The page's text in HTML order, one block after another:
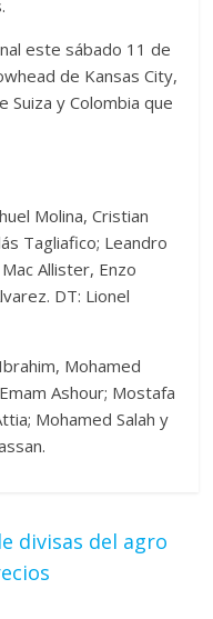
este sábado 11 de
de Kansas City,
y Colombia que
Molina, Cristian
Tagliafico; Leandro
Allister, Enzo
DT: Lionel
Mohamed
Ashour; Mostafa
Mohamed Salah y
divisas del agro